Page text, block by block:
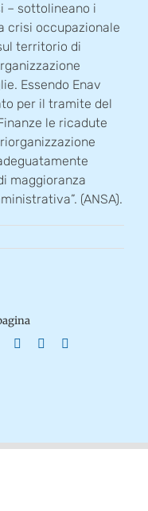
– sottolineano i
crisi occupazionale
territorio di
Essendo Enav
per il tramite del
le ricadute
maggioranza
(ANSA).
TumblrPinterest